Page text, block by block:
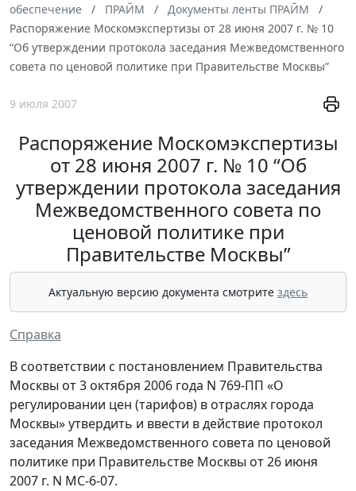
обеспечение
ПРАЙМ
Документы ленты ПРАЙМ
Распоряжение Москомэкспертизы от 28 июня 2007 г. № 10
“Об утверждении протокола заседания Межведомственного
совета по ценовой политике при Правительстве Москвы”
9 июля 2007
Распоряжение Москомэкспертизы
от 28 июня 2007 г. № 10 “Об
утверждении протокола заседания
Межведомственного совета по
ценовой политике при
Правительстве Москвы”
Актуальную версию документа смотрите здесь
Справка
В соответствии с постановлением Правительства
Москвы от 3 октября 2006 года N 769-ПП «О
регулировании цен (тарифов) в отраслях города
Москвы» утвердить и ввести в действие протокол
заседания Межведомственного совета по ценовой
политике при Правительстве Москвы от 26 июня
2007 г. N МС-6-07.